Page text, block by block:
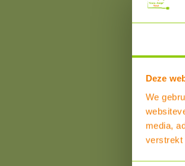
Deze
We
media,
verstrekt
Klanten
Dit product